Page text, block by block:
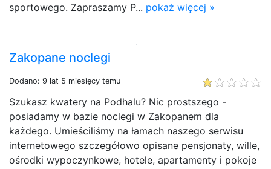
sportowego. Zapraszamy P... pokaż więcej »
Zakopane noclegi
Dodano: 9 lat 5 miesięcy temu
Szukasz kwatery na Podhalu? Nic prostszego -
posiadamy w bazie noclegi w Zakopanem dla
każdego. Umieściliśmy na łamach naszego serwisu
internetowego szczegółowo opisane pensjonaty, wille,
ośrodki wypoczynkowe, hotele, apartamenty i pokoje